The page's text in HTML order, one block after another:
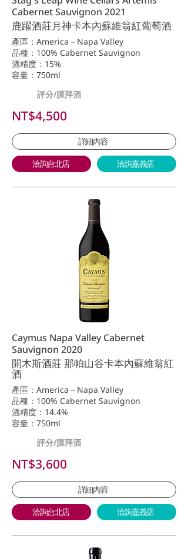
Cabernet Sauvignon 2021
鹿躍酒莊月神卡本內蘇維翁紅葡萄酒
產區：America－Napa Valley
品種：100% Cabernet Sauvignon
酒精度：15%
容量：750ml
評分/膜拜酒
NT$4,500
詳細內容
洽詢台北店 洽詢嘉義店
Caymus Napa Valley Cabernet
Sauvignon 2020
開木斯酒莊 那帕山谷卡本內蘇維翁紅
酒
產區：America－Napa Valley
品種：100% Cabernet Sauvignon
酒精度：14.4%
容量：750ml
評分/膜拜酒
NT$3,600
詳細內容
洽詢台北店 洽詢嘉義店